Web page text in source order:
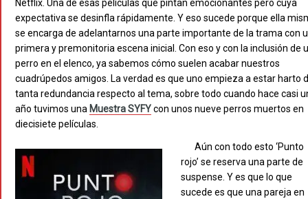
Netflix. Una de esas películas que pintan emocionantes pero cuya
expectativa se desinfla rápidamente. Y eso sucede porque ella
se encarga de adelantarnos una parte importante de la trama con
primera y premonitoria escena inicial. Con eso y con la inclusión de
perro en el elenco, ya sabemos cómo suelen acabar nuestros
cuadrúpedos amigos. La verdad es que uno empieza a estar harto
tanta redundancia respecto al tema, sobre todo cuando hace casi
año tuvimos una Muestra SYFYcon unos nueve perros muertos en
diecisiete películas.
Aún con todo esto ‘Punto
rojo’ se reserva una parte de
suspense. Y es que lo que
sucede es que una pareja en